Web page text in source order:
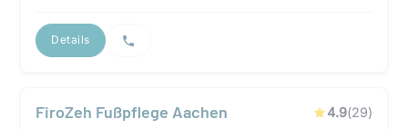
Details
FiroZeh Fußpflege Aachen 4.9(29)